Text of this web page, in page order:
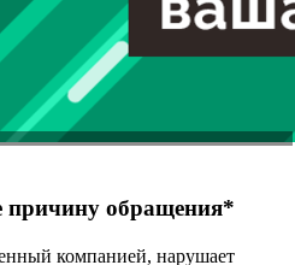
причину обращения*
компанией, нарушает